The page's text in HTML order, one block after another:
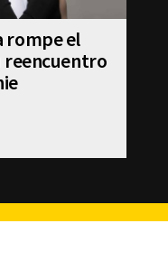
rompe el
reencuentro